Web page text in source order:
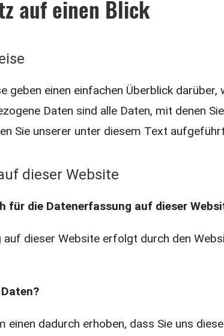
auf einen Blick
geben einen einfachen Überblick
Daten sind alle Daten, mit denen
Sie unserer unter diesem Text
dieser Website
für die Datenerfassung auf dieser
auf dieser Website erfolgt durch den
einen dadurch erhoben, dass Sie uns